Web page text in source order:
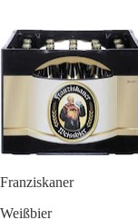
Franziskaner
Weißbier